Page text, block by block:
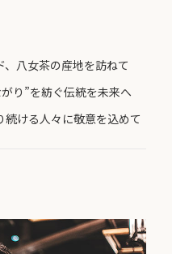
八女茶の産地を訪ねて
り”を紡ぐ伝統を未来へ
ける人々に敬意を込めて